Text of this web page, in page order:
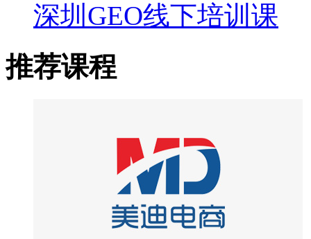
深圳GEO线下培训课
推荐课程